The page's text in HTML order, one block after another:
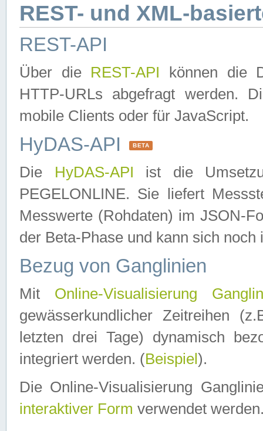
REST- und XML-
REST-API
Über die REST-API können die
HTTP-URLs abgefragt werden.
mobile Clients oder für JavaScript.
HyDAS-API BETA
Die HyDAS-API ist die
PEGELONLINE. Sie liefert
Messwerte (Rohdaten) im JSON-
der Beta-Phase und kann sich noch
Bezug von Ganglinien
Mit Online-Visualisierung
gewässerkundlicher Zeitreihen
letzten drei Tage) dynamisch
integriert werden. (Beispiel ).
Die Online-Visualisierung
interaktiver Form verwendet